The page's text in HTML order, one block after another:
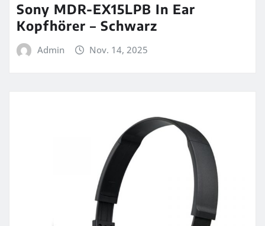
Sony MDR-EX15LPB In Ear
Kopfhörer – Schwarz
Admin Nov. 14, 2025